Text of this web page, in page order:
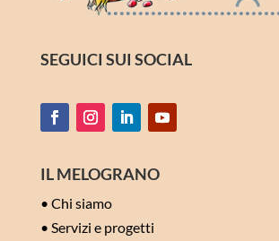
SEGUICI SUI SOCIAL
IL MELOGRANO
• Chi siamo
• Servizi e progetti